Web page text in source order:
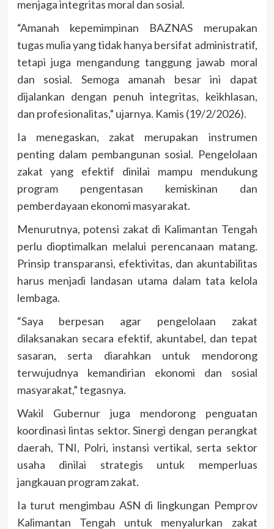
menjaga integritas moral dan sosial.
“Amanah kepemimpinan BAZNAS merupakan
tugas mulia yang tidak hanya bersifat administratif,
tetapi juga mengandung tanggung jawab moral
dan sosial. Semoga amanah besar ini dapat
dijalankan dengan penuh integritas, keikhlasan,
dan profesionalitas,” ujarnya. Kamis (19/2/2026).
Ia menegaskan, zakat merupakan instrumen
penting dalam pembangunan sosial. Pengelolaan
zakat yang efektif dinilai mampu mendukung
program pengentasan kemiskinan dan
pemberdayaan ekonomi masyarakat.
Menurutnya, potensi zakat di Kalimantan Tengah
perlu dioptimalkan melalui perencanaan matang.
Prinsip transparansi, efektivitas, dan akuntabilitas
harus menjadi landasan utama dalam tata kelola
lembaga.
“Saya berpesan agar pengelolaan zakat
dilaksanakan secara efektif, akuntabel, dan tepat
sasaran, serta diarahkan untuk mendorong
terwujudnya kemandirian ekonomi dan sosial
masyarakat,” tegasnya.
Wakil Gubernur juga mendorong penguatan
koordinasi lintas sektor. Sinergi dengan perangkat
daerah, TNI, Polri, instansi vertikal, serta sektor
usaha dinilai strategis untuk memperluas
jangkauan program zakat.
Ia turut mengimbau ASN di lingkungan Pemprov
Kalimantan Tengah untuk menyalurkan zakat